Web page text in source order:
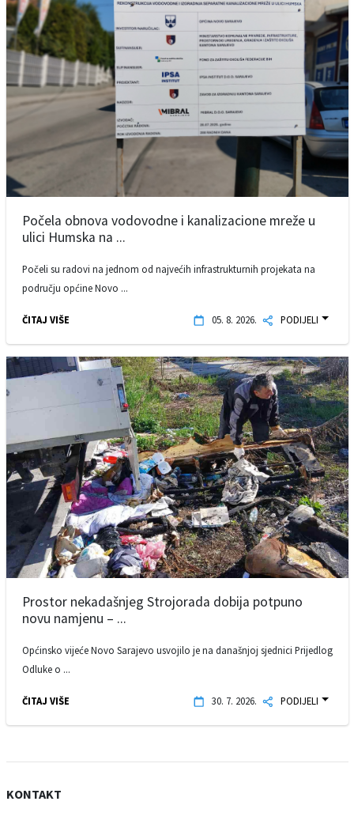
Počela obnova vodovodne i kanalizacione mreže u
ulici Humska na ...
Počeli su radovi na jednom od najvećih infrastrukturnih projekata na
području općine Novo ...
ČITAJ VIŠE 05. 8. 2026. PODIJELI
Prostor nekadašnjeg Strojorada dobija potpuno
novu namjenu – ...
Općinsko vijeće Novo Sarajevo usvojilo je na današnjoj sjednici Prijedlog
Odluke o ...
ČITAJ VIŠE 30. 7. 2026. PODIJELI
KONTAKT